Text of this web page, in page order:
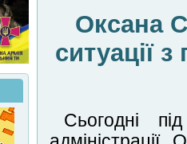
Оксана
ситуації
Сьогодні